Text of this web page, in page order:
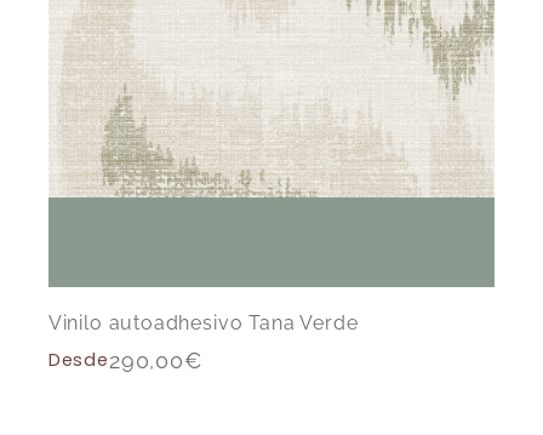
Vinilo autoadhesivo Tana Verde
Desde290,00€